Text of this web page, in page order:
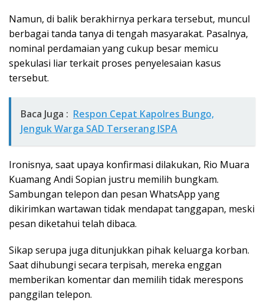
Namun, di balik berakhirnya perkara tersebut, muncul
berbagai tanda tanya di tengah masyarakat. Pasalnya,
nominal perdamaian yang cukup besar memicu
spekulasi liar terkait proses penyelesaian kasus
tersebut.
Baca Juga : Respon Cepat Kapolres Bungo,
Jenguk Warga SAD Terserang ISPA
Ironisnya, saat upaya konfirmasi dilakukan, Rio Muara
Kuamang Andi Sopian justru memilih bungkam.
Sambungan telepon dan pesan WhatsApp yang
dikirimkan wartawan tidak mendapat tanggapan, meski
pesan diketahui telah dibaca.
Sikap serupa juga ditunjukkan pihak keluarga korban.
Saat dihubungi secara terpisah, mereka enggan
memberikan komentar dan memilih tidak merespons
panggilan telepon.